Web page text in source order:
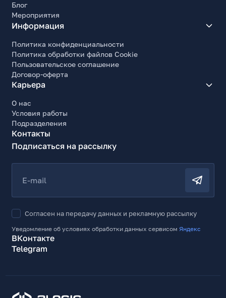
Блог
Мероприятия
Информация
Политика конфиденциальности
Политика обработки файлов Cookie
Пользовательское соглашение
Договор-оферта
Карьера
О нас
Условия работы
Подразделения
Контакты
Подписаться на рассылку
E-mail
Согласен на передачу данных и рекламную рассылку
Уведомление об условиях обработки данных сервисомЯндекс
ВКонтакте
Telegram